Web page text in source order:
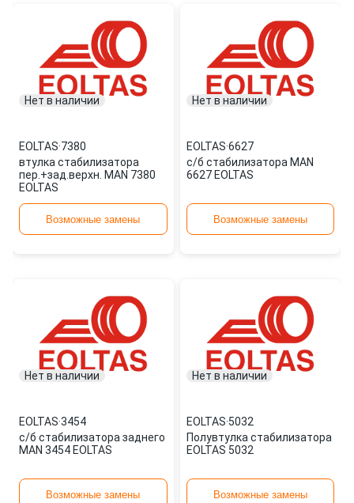
Нет в наличии
EOLTAS·7380
втулка стабилизатора
пер.+зад.верхн. MAN 7380
EOLTAS
Возможные замены
Нет в наличии
EOLTAS·6627
с/б стабилизатора MAN
6627 EOLTAS
Возможные замены
Нет в наличии
EOLTAS·3454
с/б стабилизатора заднего
MAN 3454 EOLTAS
Возможные замены
Нет в наличии
EOLTAS·5032
Полувтулка стабилизатора
EOLTAS 5032
Возможные замены